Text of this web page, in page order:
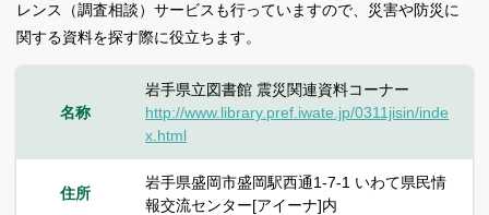
レンス（調査相談）サービスも行っていますので、災害や防災に
関する資料を探す際に役立ちます。
名称
岩手県立図書館 震災関連資料コーナー
http://www.library.pref.iwate.jp/0311jisin/inde
x.html
住所
岩手県盛岡市盛岡駅西通1-7-1 いわて県民情
報交流センター[アイーナ]内